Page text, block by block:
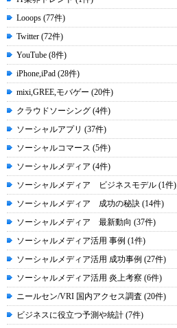
Looops (77件)
Twitter (72件)
YouTube (8件)
iPhone,iPad (28件)
mixi,GREE,モバゲー (20件)
クラウドソーシング (4件)
ソーシャルアプリ (37件)
ソーシャルコマース (5件)
ソーシャルメディア (4件)
ソーシャルメディア ビジネスモデル (1件)
ソーシャルメディア 成功の秘訣 (14件)
ソーシャルメディア 最新動向 (37件)
ソーシャルメディア活用 事例 (1件)
ソーシャルメディア活用 成功事例 (27件)
ソーシャルメディア活用 炎上考察 (6件)
ニールセン/VRI 国内アクセス調査 (20件)
ビジネスに役立つ予測や統計 (7件)